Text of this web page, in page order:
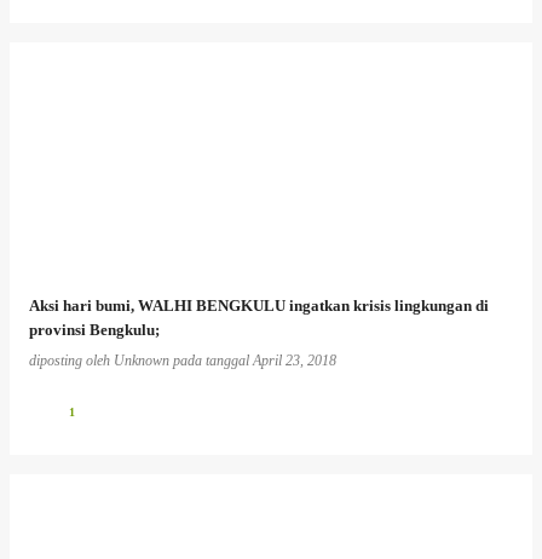
Aksi hari bumi, WALHI BENGKULU ingatkan krisis lingkungan di
provinsi Bengkulu;
diposting oleh Unknown pada tanggalApril 23, 2018
1